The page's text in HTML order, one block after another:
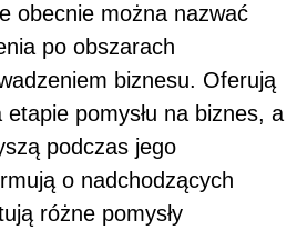
obecnie można nazwać
po obszarach
biznesu. Oferują
pomysłu na biznes, a
podczas jego
o nadchodzących
różne pomysły